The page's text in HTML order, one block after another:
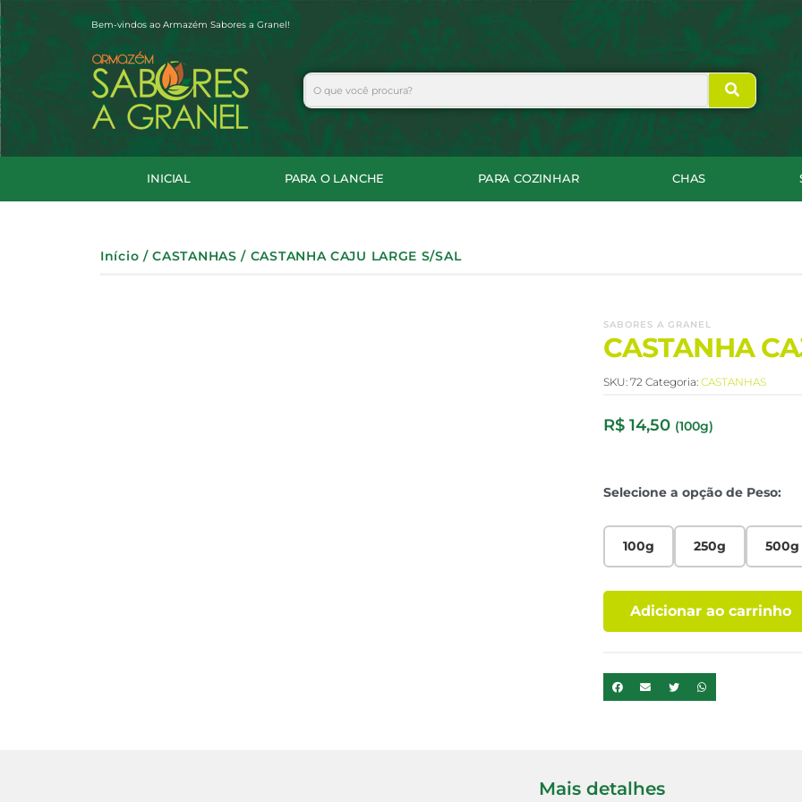
para
o
conteúdo
Bem-vindos ao Armazém Sabores a Granel!
Search
INICIAL PARA O LANCHE PARA COZINHAR CHAS
Início /CASTANHAS / CASTANHA CAJU LARGE S/SAL
SABORES A GRANEL
CASTANHA
SKU: 72 Categoria: CASTANHAS
R$14,50 (100g)
Selecione a opção de Peso:
100g 250g 500g
Adicionar ao carrinho
Mais detalhes